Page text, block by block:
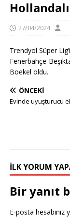
27/04/2024
Trendyol Süper
Fenerbahçe-
Boekel oldu.
ÖNCEKI
Evinde uyuşturucu
İLK YORUM
Bir yanıt
E-posta hesabınız